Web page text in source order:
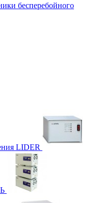
бесперебойного
LIDER